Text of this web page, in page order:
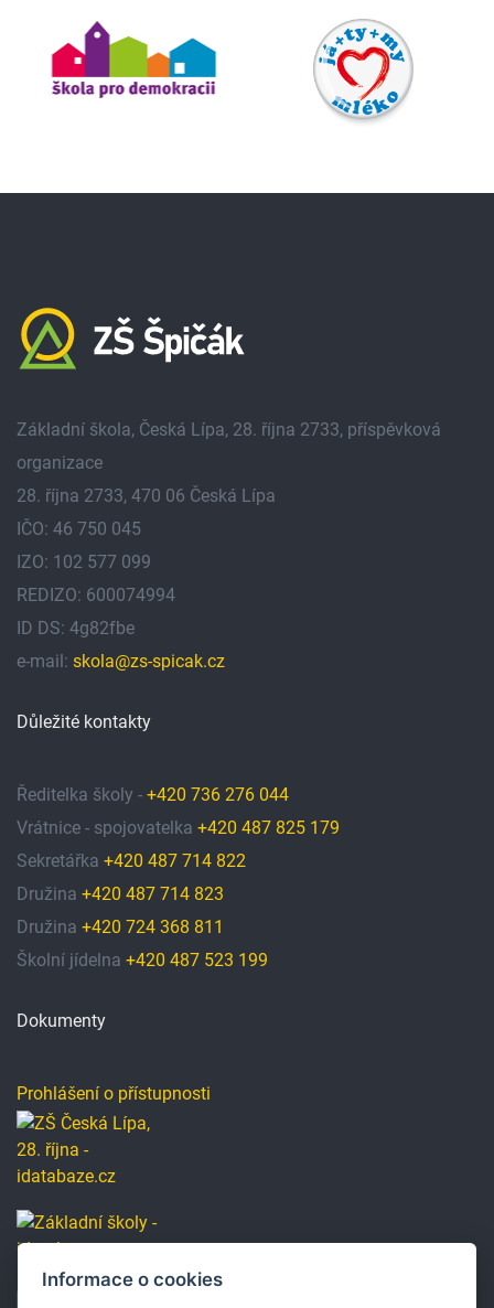
Základní škola, Česká Lípa, 28. října 2733, příspěvková
organizace
28. října 2733, 470 06 Česká Lípa
IČO: 46 750 045
IZO: 102 577 099
REDIZO: 600074994
ID DS: 4g82fbe
e-mail: skola@zs-spicak.cz
Důležité kontakty
Ředitelka školy - +420 736 276 044
Vrátnice - spojovatelka +420 487 825 179
Sekretářka +420 487 714 822
Družina +420 487 714 823
Družina +420 724 368 811
Školní jídelna +420 487 523 199
Dokumenty
Prohlášení o přístupnosti
Informace o cookies